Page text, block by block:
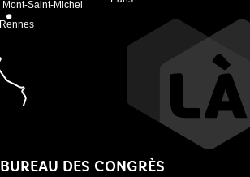
BUREAU DES CONGRÈS